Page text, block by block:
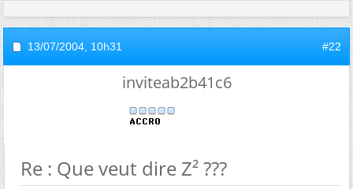
13/07/2004, 10h31 #22
inviteab2b41c6
Re : Que veut dire Z² ???